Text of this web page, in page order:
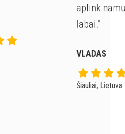
aplink
labai.”
VLADAS
Šiauliai, Lietuva